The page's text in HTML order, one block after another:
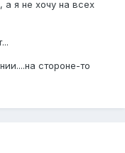
а я не хочу на всех
стороне-то